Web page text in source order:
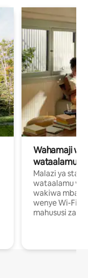
Wahamaji
wataalamu
Malazi ya
wataalamu
wakiwa mbali
wenye Wi-Fi
mahususi za